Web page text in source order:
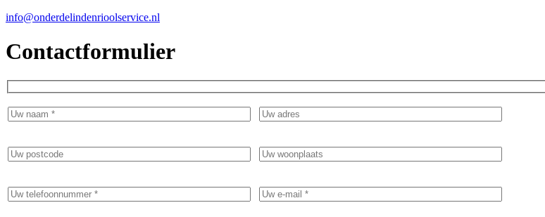
info@onderdelindenrioolservice.nl
Contactformulier